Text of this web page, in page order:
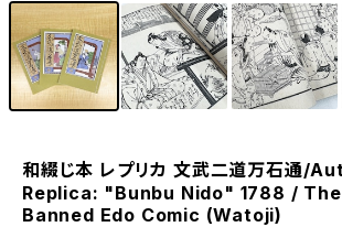
和綴じ本 レプリカ 文武二道万石通/
Replica: "Bunbu Nido" 1788 /
Banned Edo Comic (Watoji)